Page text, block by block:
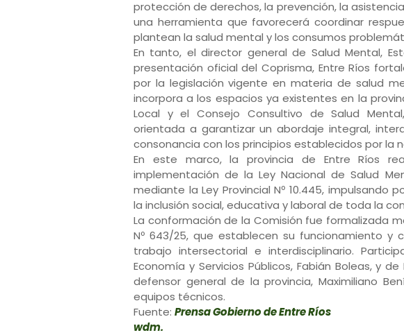
protección de derechos, la prevención, la
una herramienta que favorecerá coordinar
plantean la salud mental y los consumos
En tanto, el director general de Salud Mental,
presentación oficial del Coprisma, Entre Ríos
por la legislación vigente en materia de salud
incorpora a los espacios ya existentes en la
Local y el Consejo Consultivo de Salud
orientada a garantizar un abordaje integral,
consonancia con los principios establecidos por la
En este marco, la provincia de Entre Ríos
implementación de la Ley Nacional de Salud
mediante la Ley Provincial Nº 10.445, impulsando
la inclusión social, educativa y laboral de toda la
La conformación de la Comisión fue formalizada
Nº 643/25, que establecen su funcionamiento y
trabajo intersectorial e interdisciplinario.
Economía y Servicios Públicos, Fabián Boleas, y
defensor general de la provincia, Maximiliano
equipos técnicos.
Fuente: Prensa Gobierno de Entre Ríos
wdm.